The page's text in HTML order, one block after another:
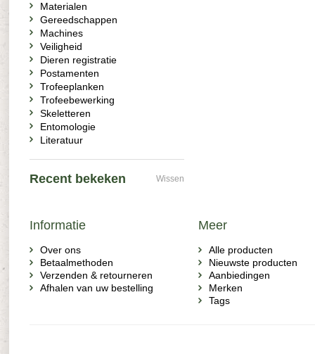
Materialen
Gereedschappen
Machines
Veiligheid
Dieren registratie
Postamenten
Trofeeplanken
Trofeebewerking
Skeletteren
Entomologie
Literatuur
Recent bekeken Wissen
Informatie
Over ons
Betaalmethoden
Verzenden & retourneren
Afhalen van uw bestelling
Meer
Alle producten
Nieuwste producten
Aanbiedingen
Merken
Tags